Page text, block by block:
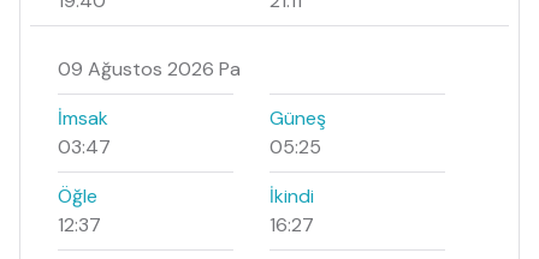
09 Ağustos 2026 Pa
İmsak
03:47
Güneş
05:25
Öğle
12:37
İkindi
16:27